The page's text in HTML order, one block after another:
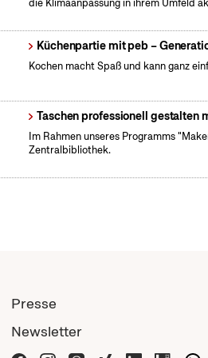
die Klimaanpassung in ihrem Umfeld
Küchenpartie mit peb –
Kochen macht Spaß und kann ganz
Taschen professionell gestalten
Im Rahmen unseres Programms
Zentralbibliothek.
Presse
Newsletter